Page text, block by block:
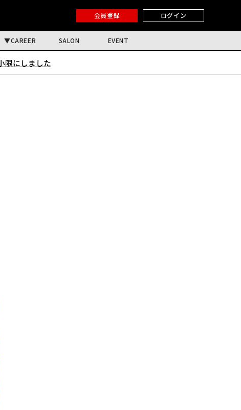
会員登録 ログイン
CAREER SALON EVENT
限にしました